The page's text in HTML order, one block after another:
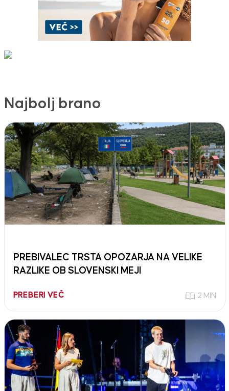
Najbolj brano
PREBIVALEC TRSTA OPOZARJA NA VELIKE
RAZLIKE OB SLOVENSKI MEJI
PREBERI VEČ 2 MIN